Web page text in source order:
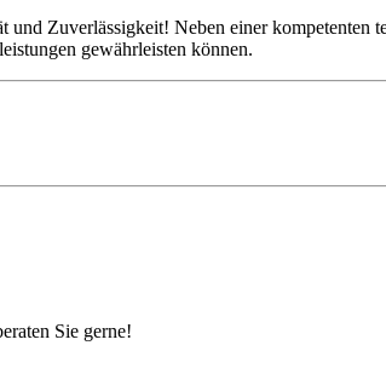
Zuverlässigkeit! Neben einer
gewährleisten können.
Sie gerne!